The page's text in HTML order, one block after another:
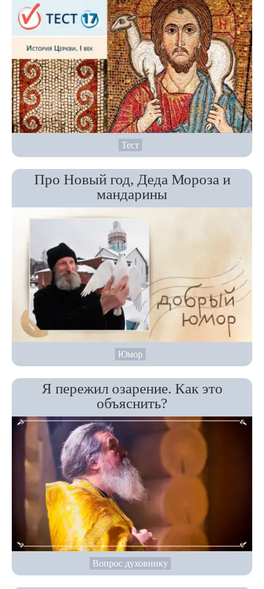
Тест
Про Новый год, Деда Мороза и
мандарины
Юмор
Я пережил озарение. Как это
объяснить?
Вопрос духовнику